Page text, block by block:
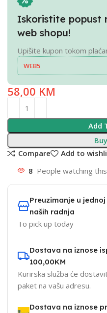
Iskoristite popust
web shopu!
Upišite kupon tokom
WEB5
58,00 KM
Add
Compare
Add to
8 People watching
Preuzimanje u
naših radnja
To pick up today
Dostava na iznose
100,00KM
Kurirska služba će
paket na vašu adresu.
Dostava na iznose